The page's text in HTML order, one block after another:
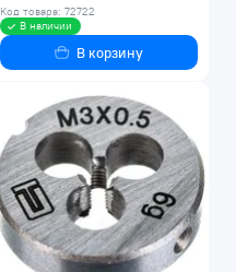
Код товара: 72722
В наличии
В корзину